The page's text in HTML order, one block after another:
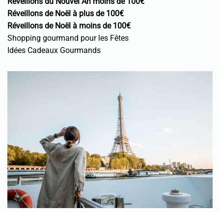
Réveillons de Noël à plus de 100€
Réveillons de Noël à moins de 100€
Shopping gourmand pour les Fêtes
Idées Cadeaux Gourmands